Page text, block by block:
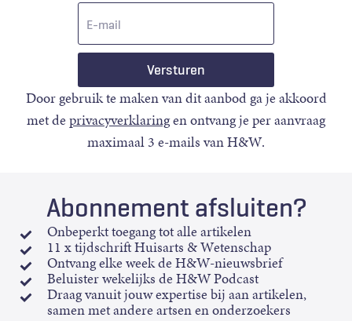
Door gebruik te maken van dit aanbod ga je akkoord
met deprivacyverklaringen ontvang je per aanvraag
maximaal 3 e-mails van H&W.
Abonnement afsluiten?
Onbeperkt toegang tot alle artikelen
11 x tijdschrift Huisarts & Wetenschap
Ontvang elke week de H&W-nieuwsbrief
Beluister wekelijks de H&W Podcast
Draag vanuit jouw expertise bij aan artikelen,
samen met andere artsen en onderzoekers